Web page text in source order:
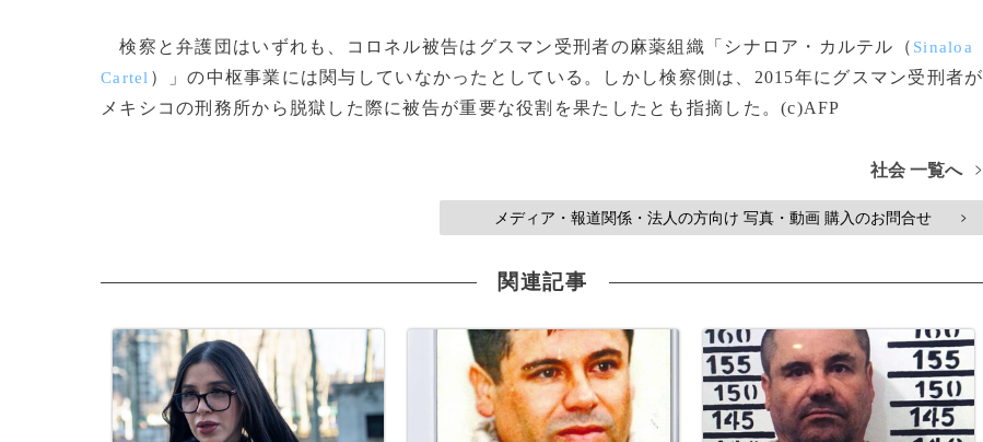
検察と弁護団はいずれも、コロネル被告はグスマン受刑者の麻薬組織「シナロア・カルテル（ Sinaloa
Cartel ）」の中枢事業には関与していなかったとしている。しかし検察側は、2015年にグスマン受刑者が
メキシコの刑務所から脱獄した際に被告が重要な役割を果たしたとも指摘した。(c)AFP
社会 一覧へ >
メディア・報道関係・法人の方向け 写真・動画 購入のお問合せ >
関連記事